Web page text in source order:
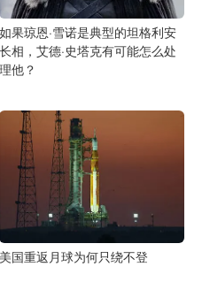
如果琼恩·雪诺是典型的坦格利安
长相，艾德·史塔克有可能怎么处
理他？
美国重返月球为何只绕不登